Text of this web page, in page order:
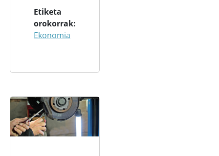
Etiketa
orokorrak
Ekonomia